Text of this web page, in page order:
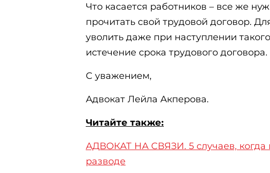
Что касается работников – все же
прочитать свой трудовой договор.
уволить даже при наступлении
истечение срока трудового договора.
С уважением,
Адвокат Лейла Акперова.
Читайте также:
АДВОКАТ НА СВЯЗИ. 5 случаев, когда
разводе